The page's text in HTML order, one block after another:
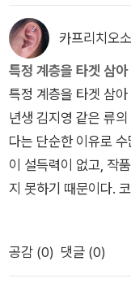
생각했던 것 같다고
된 거야? 이유가 뭐야
인이 있는 게 당연하
나 많은 이유 표현이
과', '-(의)ㄴ 끝에', '-(
과에는 크게 관심이
건가. 이미 벌어진 일
파고들어야 직성이
하지 않았다. 학생들
가은이 이유를 그다
주 오랫동안 가은은
다고 해서... 동지애도
에세이는 읽다 말았
틀리는 대목이 확연
면 작가가 본인의 경험
'마이클은 오후에 수업
보고 빵 터졌었다. 나
학생들은 테니스 같은
들은 늘 테니스만 친
수 있을까 새삼 생각
순식간에 몇 백불을
나를 티즈했어 등등-
사라졌다. 언제 사라졌
도이니 남은 가족이
를 끝냈다.​이곳엔 아
벼운 이불이다. 그런
다. 정말 좁은 나라인
월 말까지는 이대로
데 그곳의 정리는 조
없어 보인다. 목욕탕
는 일, 쓰레기를 버리
도움을 많이 받았다.
카프리치오소
특정 계층을 타겟 삼
특정 계층을 타겟 삼
년생 김지영 같은 류
다는 단순한 이유로
이 설득력이 없고, 작
지 못하기 때문이다.
느낌이 들었다. 하지
어나는지 정말로 궁금
공감 (0) 댓글 (0)